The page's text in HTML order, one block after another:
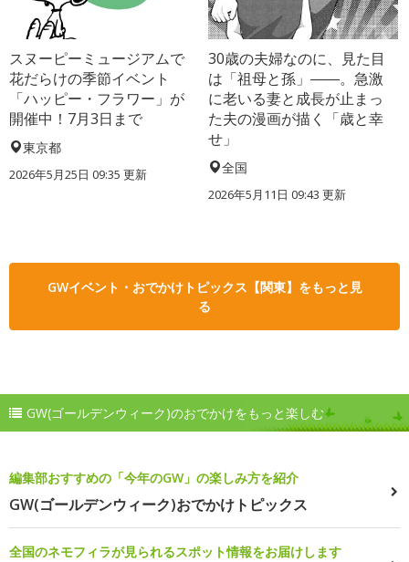
スヌーピーミュージアムで
花だらけの季節イベント
「ハッピー・フラワー」が
開催中！7月3日まで
東京都
2026年5月25日 09:35 更新
30歳の夫婦なのに、見た目
は「祖母と孫」――。急激
に老いる妻と成長が止まっ
た夫の漫画が描く「歳と幸
せ」
全国
2026年5月11日 09:43 更新
GWイベント・おでかけトピックス【関東】をもっと見
る
GW(ゴールデンウィーク)のおでかけをもっと楽しむ
編集部おすすめの「今年のGW」の楽しみ方を紹介
GW(ゴールデンウィーク)おでかけトピックス
全国のネモフィラが見られるスポット情報をお届けします